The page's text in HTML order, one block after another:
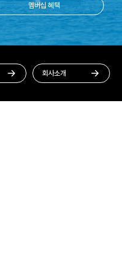
멤버십 혜택
회사소개